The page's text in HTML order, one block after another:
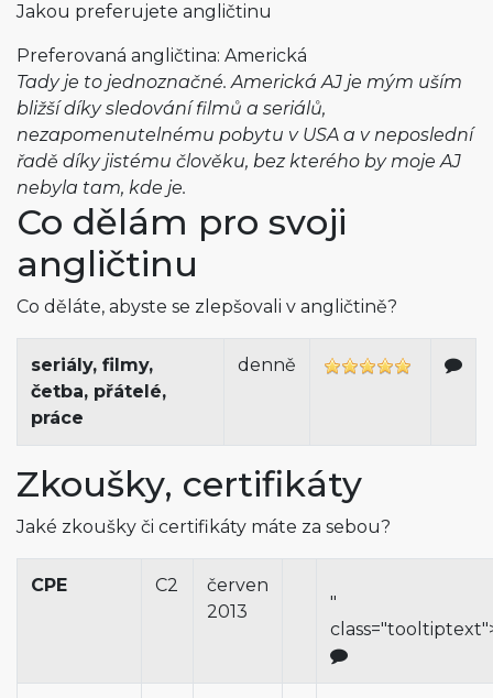
Jakou preferujete angličtinu
Preferovaná angličtina: Americká
Tady je to jednoznačné. Americká AJ je mým uším
bližší díky sledování filmů a seriálů,
nezapomenutelnému pobytu v USA a v neposlední
řadě díky jistému člověku, bez kterého by moje AJ
nebyla tam, kde je.
Co dělám pro svoji
angličtinu
Co děláte, abyste se zlepšovali v angličtině?
seriály, filmy,
četba, přátelé,
práce
denně
Zkoušky, certifikáty
Jaké zkoušky či certifikáty máte za sebou?
CPE C2
červen
2013
"